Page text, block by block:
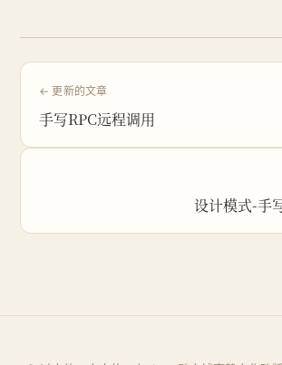
← 更新的文章
手写RPC远程调用
设计模式-手